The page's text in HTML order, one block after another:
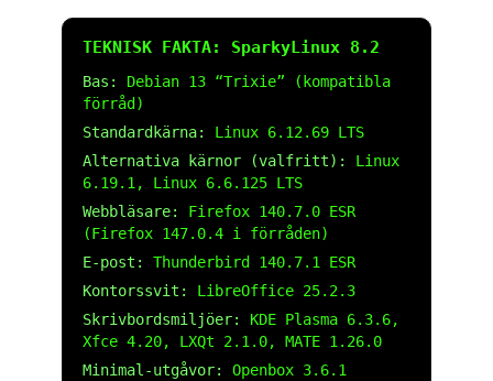
TEKNISK FAKTA: SparkyLinux 8.2
Bas:
Debian 13 “Trixie” (kompatibla
förråd)
Standardkärna:
Linux 6.12.69 LTS
Alternativa kärnor (valfritt):
Linux
6.19.1, Linux 6.6.125 LTS
Webbläsare:
Firefox 140.7.0 ESR
(Firefox 147.0.4 i förråden)
E-post:
Thunderbird 140.7.1 ESR
Kontorssvit:
LibreOffice 25.2.3
Skrivbordsmiljöer:
KDE Plasma 6.3.6,
Xfce 4.20, LXQt 2.1.0, MATE 1.26.0
Minimal-utgåvor:
Openbox 3.6.1